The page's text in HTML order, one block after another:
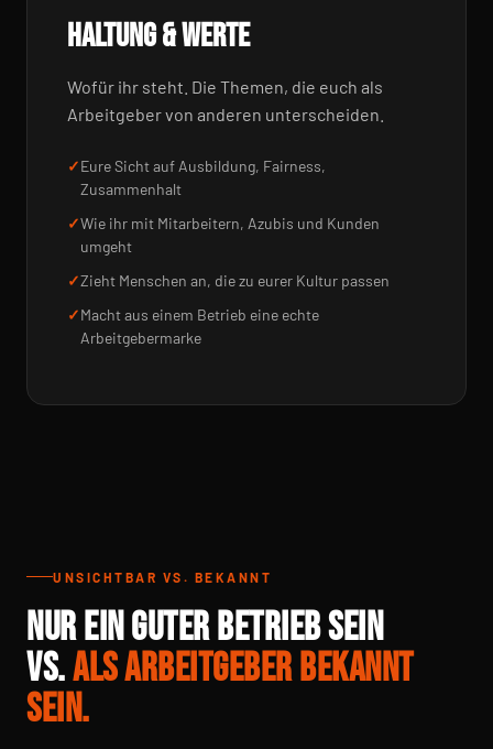
HALTUNG & WERTE
Wofür ihr steht. Die Themen, die euch als
Arbeitgeber von anderen unterscheiden.
Eure Sicht auf Ausbildung, Fairness,
Zusammenhalt
Wie ihr mit Mitarbeitern, Azubis und Kunden
umgeht
Zieht Menschen an, die zu eurer Kultur passen
Macht aus einem Betrieb eine echte
Arbeitgebermarke
UNSICHTBAR VS. BEKANNT
NUR EIN GUTER BETRIEB SEIN
VS.ALS ARBEITGEBER BEKANNT
SEIN.